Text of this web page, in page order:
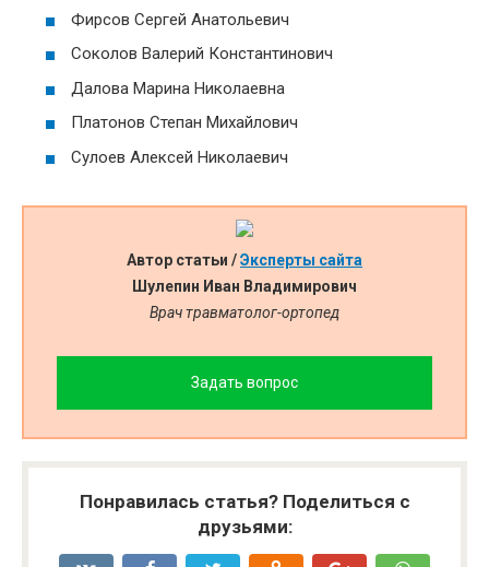
Фирсов Сергей Анатольевич
Соколов Валерий Константинович
Далова Марина Николаевна
Платонов Степан Михайлович
Сулоев Алексей Николаевич
Автор статьи /Эксперты сайта
Шулепин Иван Владимирович
Врач травматолог-ортопед
Задать вопрос
Понравилась статья? Поделиться с
друзьями: